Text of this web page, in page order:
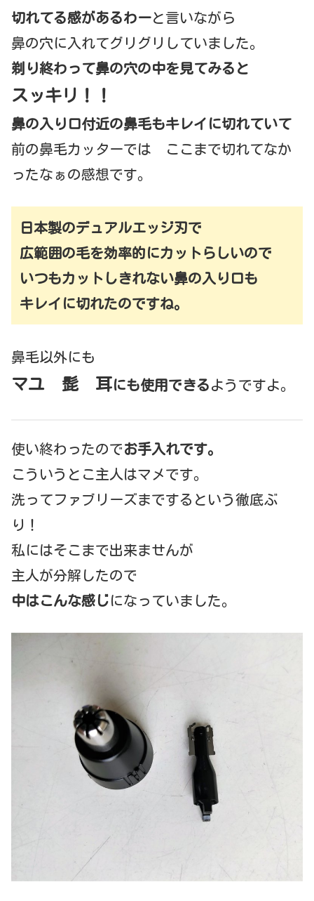
切れてる感があるわーと言いながら
鼻の穴に入れてグリグリしていました。
剃り終わって鼻の穴の中を見てみると
スッキリ！！
鼻の入り口付近の鼻毛もキレイに切れていて
前の鼻毛カッターでは ここまで切れてなか
ったなぁの感想です。
日本製のデュアルエッジ刃で
広範囲の毛を効率的にカットらしいので
いつもカットしきれない鼻の入り口も
キレイに切れたのですね。
鼻毛以外にも
マユ 髭 耳にも使用できる ようですよ。
使い終わったので お手入れです。
こういうとこ主人はマメです。
洗ってファブリーズまでするという徹底ぶ
り！
私にはそこまで出来ませんが
主人が分解したので
中はこんな感じ になっていました。